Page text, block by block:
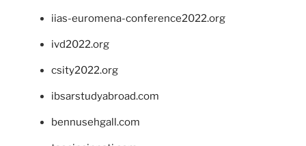
iias-euromena-conference2022.org
ivd2022.org
csity2022.org
ibsarstudyabroad.com
bennusehgall.com